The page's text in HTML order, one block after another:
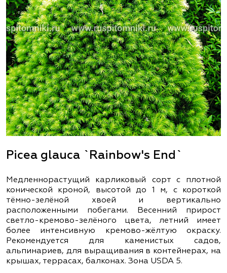
Picea glauca `Rainbow's End`
Медленнорастущий карликовый сорт с плотной
конической кроной, высотой до 1 м, с короткой
тёмно-зелёной хвоей и вертикально
расположенными побегами. Весенний прирост
светло-кремово-зелёного цвета, летний имеет
более интенсивную кремово-жёлтую окраску.
Рекомендуется для каменистых садов,
альпинариев, для выращивания в контейнерах, на
крышах, террасах, балконах. Зона USDA 5.